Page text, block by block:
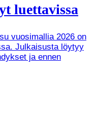
luettavissa
vuosimallia 2026 on
Julkaisusta löytyy
ja ennen